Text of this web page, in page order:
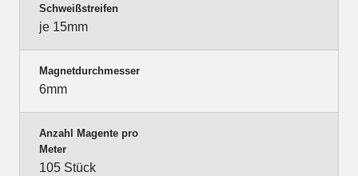
Schweißstreifen
je 15mm
Magnetdurchmesser
6mm
Anzahl Magente pro
Meter
105 Stück